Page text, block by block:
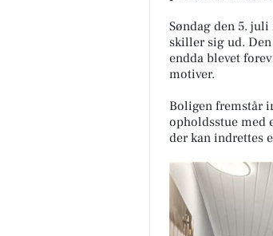
Søndag den 5.
skiller sig ud.
endda blevet
motiver.
Boligen fremstår
opholdsstue med
der kan indrettes